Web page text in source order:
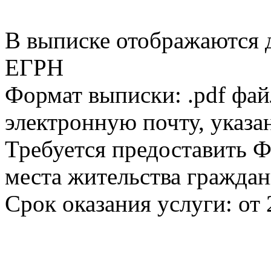
В выписке
ЕГРН
Формат выписки: .pdf
электронную почту,
Требуется
места жительства
Срок оказания услуги: от